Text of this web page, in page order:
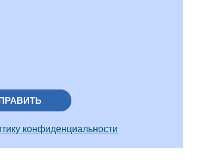
конфиденциальности